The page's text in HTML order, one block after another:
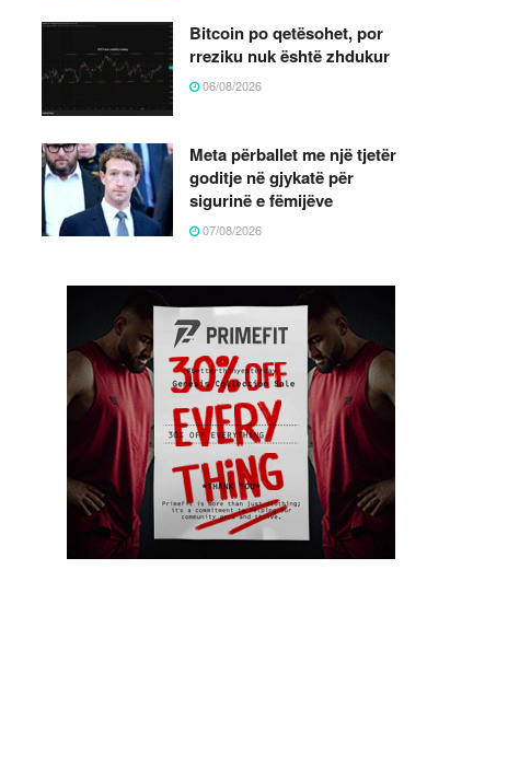
Bitcoin po qetësohet, por
rreziku nuk është zhdukur
06/08/2026
Meta përballet me një tjetër
goditje në gjykatë për
sigurinë e fëmijëve
07/08/2026